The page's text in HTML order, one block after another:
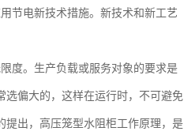
节电新技术措施。新技术和新工艺
度。生产负载或服务对象的要求是
选偏大的，这样在运行时，不可避免
提出，高压笼型水阻柜工作原理，是